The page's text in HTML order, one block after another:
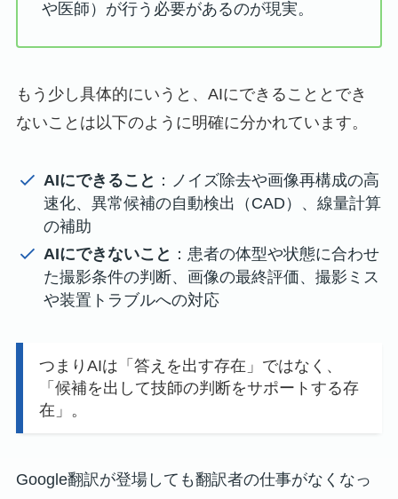
や医師）が行う必要があるのが現実。
もう少し具体的にいうと、AIにできることとでき
ないことは以下のように明確に分かれています。
AIにできること ：ノイズ除去や画像再構成の高
速化、異常候補の自動検出（CAD）、線量計算
の補助
AIにできないこと ：患者の体型や状態に合わせ
た撮影条件の判断、画像の最終評価、撮影ミス
や装置トラブルへの対応
つまりAIは「答えを出す存在」ではなく、
「候補を出して技師の判断をサポートする存
在」。
Google翻訳が登場しても翻訳者の仕事がなくなっ